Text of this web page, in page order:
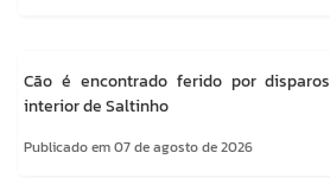
Cão é encontrado ferido por
interior de Saltinho
Publicado em 07 de agosto de 2026